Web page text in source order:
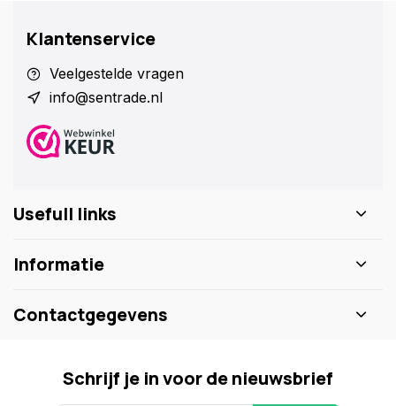
Klantenservice
Veelgestelde vragen
info@sentrade.nl
Usefull links
Informatie
Contactgegevens
Schrijf je in voor de nieuwsbrief